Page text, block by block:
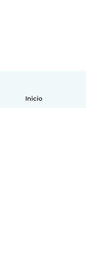
Inicio